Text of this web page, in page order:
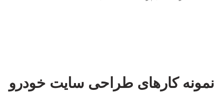
نمونه کارهای طراحی سایت خودرو